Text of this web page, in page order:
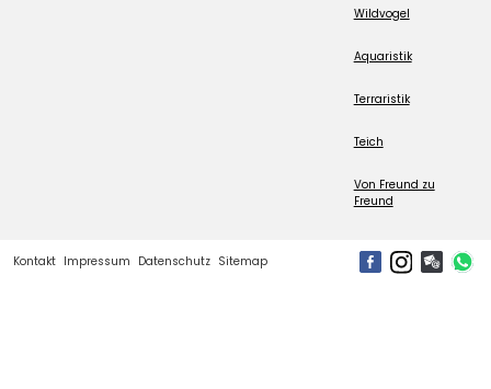
Wildvogel
Aquaristik
Terraristik
Teich
Von Freund zu
Freund
Kontakt Impressum Datenschutz Sitemap